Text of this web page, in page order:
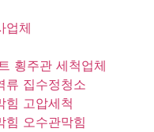
업체
횡주관 세척업체
류 집수정청소
힘 고압세척
힘 오수관막힘